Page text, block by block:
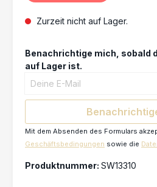
Zurzeit nicht auf Lager.
Benachrichtige mich, sobald
auf Lager ist.
Deine E-Mail
Mit dem Absenden des Formulars
Geschäftsbedingungen sowie die
Produktnummer: SW13310